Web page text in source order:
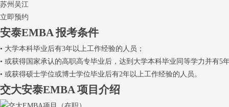
苏州吴江
立即预约
安泰EMBA报考条件
• 大学本科毕业后有3年以上工作经验的人员；
• 或获得国家承认的高职高专毕业后，达到大学本科毕业同等学力并有5
• 或获得硕士学位或博士学位毕业后有2年以上工作经验的人员。
交大安泰EMBA项目介绍